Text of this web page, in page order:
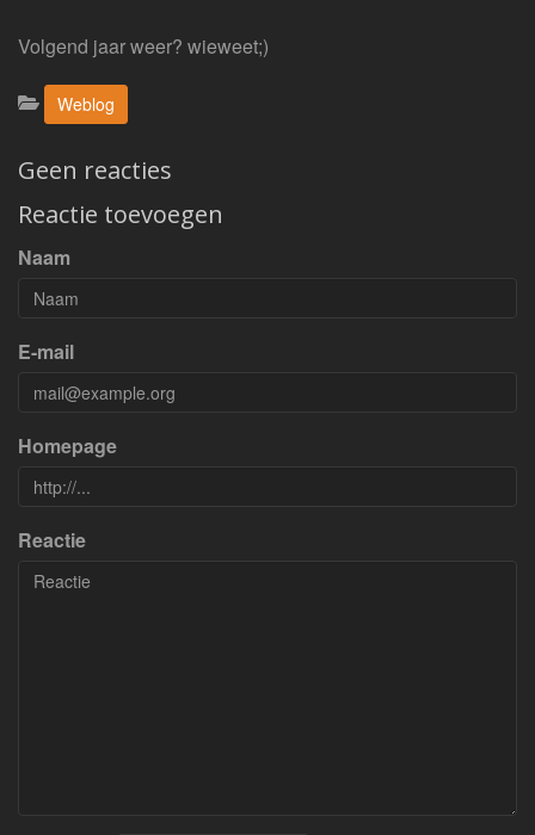
Volgend jaar weer? wieweet;)
Categorieën:
Weblog
Geen reacties
Reactie toevoegen
Naam
E-mail
Homepage
Reactie